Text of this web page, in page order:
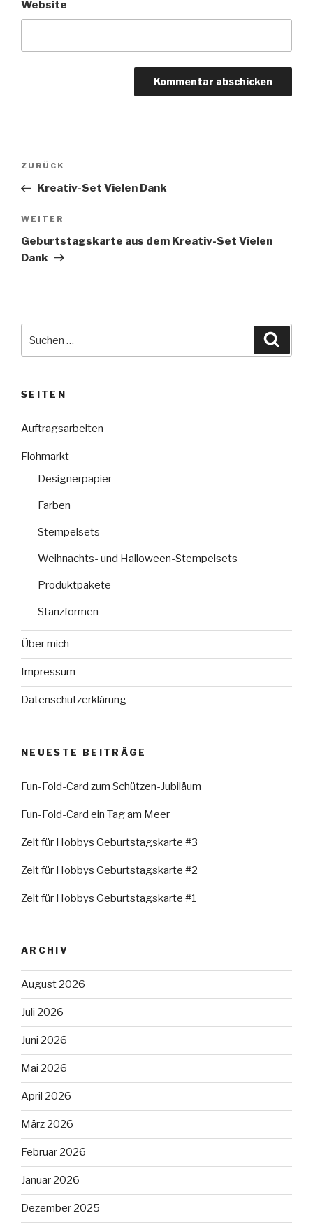
Website
Beitragsnavigation
Vorheriger
Beitrag
ZURÜCK
Kreativ-Set Vielen Dank
Nächster
Beitrag
WEITER
Geburtstagskarte aus dem Kreativ-Set Vielen
Dank
SEITEN
Auftragsarbeiten
Flohmarkt
Designerpapier
Farben
Stempelsets
Weihnachts- und Halloween-Stempelsets
Produktpakete
Stanzformen
Über mich
Impressum
Datenschutzerklärung
NEUESTE BEITRÄGE
Fun-Fold-Card zum Schützen-Jubiläum
Fun-Fold-Card ein Tag am Meer
Zeit für Hobbys Geburtstagskarte #3
Zeit für Hobbys Geburtstagskarte #2
Zeit für Hobbys Geburtstagskarte #1
ARCHIV
August 2026
Juli 2026
Juni 2026
Mai 2026
April 2026
März 2026
Februar 2026
Januar 2026
Dezember 2025